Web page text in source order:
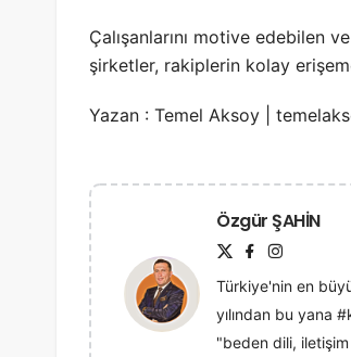
Çalışanlarını motive edebilen
şirketler, rakiplerin kolay
Yazan : Temel Aksoy |
Özgür ŞAHİN
Türkiye'nin en
yılından bu yana
"beden dili,